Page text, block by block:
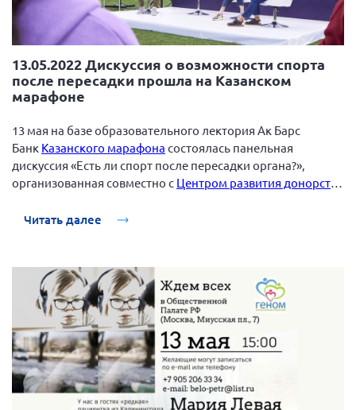
13.05.2022 Дискуссия о возможности спорта
после пересадки прошла на Казанском
марафоне
13 мая на базе образовательного лектория Ак Барс
Банк Казанского марафона состоялась панельная
дискуссия «Есть ли спорт после пересадки органа?»,
организованная совместно с Центром развития донорства
Читать далее